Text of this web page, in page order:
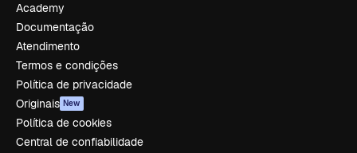
Academy
Documentação
Atendimento
Termos e condições
Política de privacidade
Originais New
Política de cookies
Central de confiabilidade